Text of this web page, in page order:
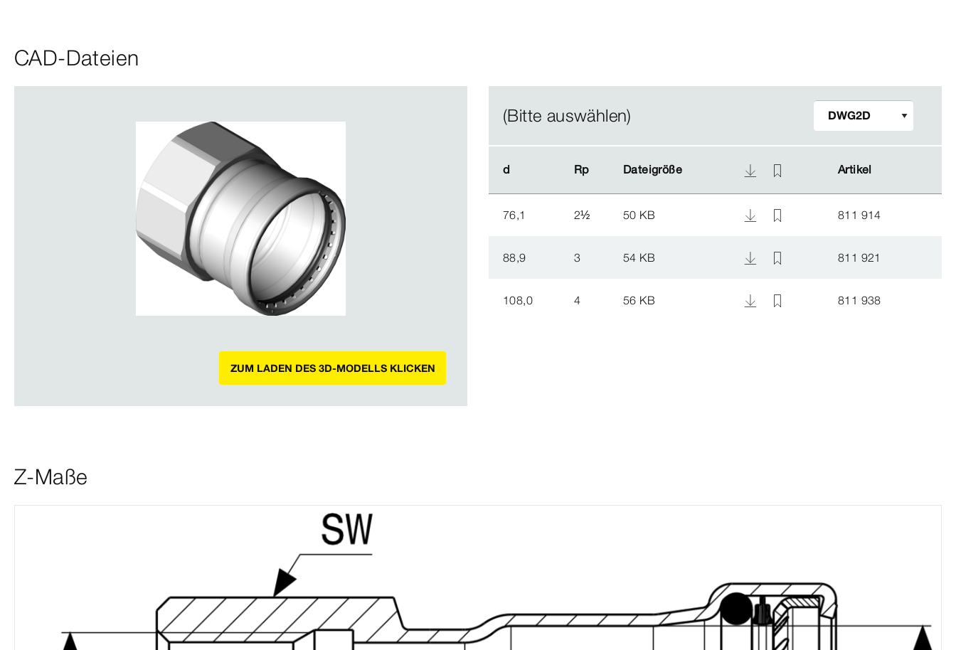
CAD-Dateien
ZUM LADEN DES 3D-MODELLS KLICKEN
(Bitte auswählen)
d Rp Dateigröße Artikel
d Rp Dateigröße Artikel
76,1 2½ 50 KB 811 914
88,9 3 54 KB 811 921
108,0 4 56 KB 811 938
Z-Maße